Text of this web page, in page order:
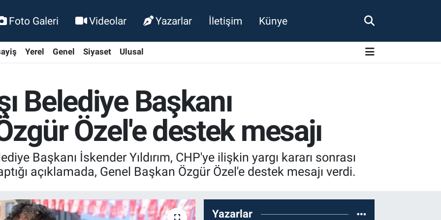
Foto Galeri Videolar Yazarlar İletişim Künye
Yerel Genel Siyaset Ulusal
Belediye Başkanı
Özel'e destek mesajı
Başkanı İskender Yıldırım, CHP'ye ilişkin yargı kararı sonrası
açıklamada, Genel Başkan Özgür Özel'e destek mesajı verdi.
Yazarlar